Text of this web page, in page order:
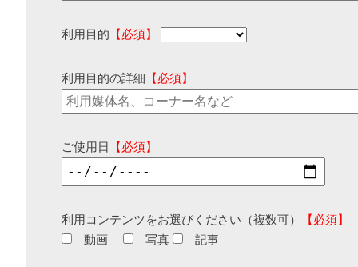
利用目的 【必須】
利用目的の詳細 【必須】
ご使用日 【必須】
利用コンテンツをお選びください（複数可）
【必須】
動画
写真 記事